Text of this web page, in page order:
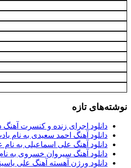
نوشته‌های تازه
دانلود اجرای زنده و کنسرت
دانلود آهنگ احمد سعیدی به نام
دانلود آهنگ علی اسماعیلی به
دانلود آهنگ سیروان خسروی به
دانلود ورژن آهسته آهنگ علی